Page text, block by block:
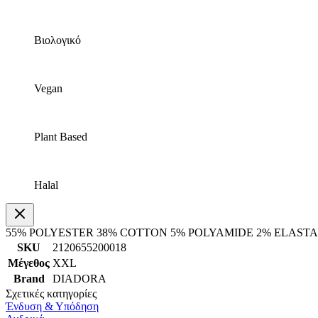
Βιολογικό
Vegan
Plant Based
Halal
55% POLYESTER 38% COTTΟN 5% POLYAMIDE 2%
SKU
2120655200018
Μέγεθος XXL
Brand
DIADORA
Σχετικές κατηγορίες
Ένδυση & Υπόδηση